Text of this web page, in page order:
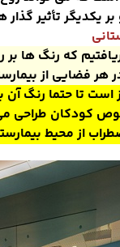
یکدیگر تأثیر
که رنگ ها بر
فضایی از
تا حتما رنگ
کودکان طراحی
از محیط